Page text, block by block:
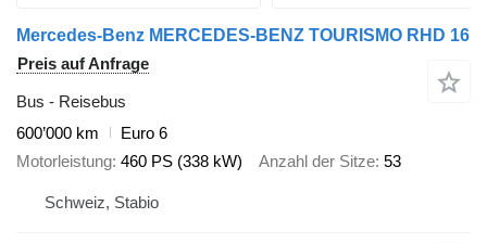
Mercedes-Benz MERCEDES-BENZ TOURISMO RHD 16
Preis auf Anfrage
Bus - Reisebus
600’000 km
Euro 6
Motorleistung 460 PS (338 kW) Anzahl der Sitze 53
Schweiz, Stabio